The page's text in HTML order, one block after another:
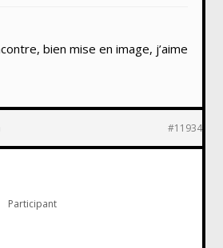
bien mise en image, j’aime
#11934
Participant